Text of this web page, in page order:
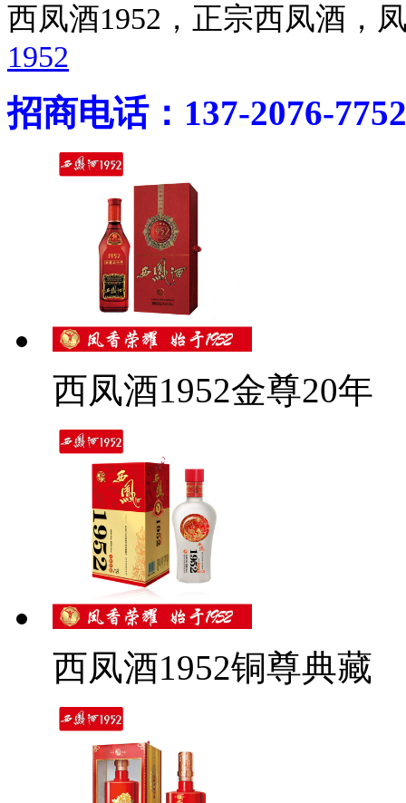
西凤酒1952，正宗西凤酒
1952
招商电话：137-2076-7752
西凤酒1952金尊20年
西凤酒1952铜尊典藏